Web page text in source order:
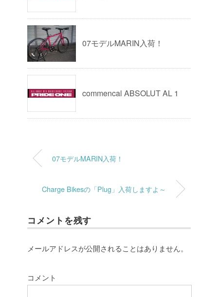
07モデルMARIN入荷！
commencal ABSOLUT AL 1
07モデルMARIN入荷！
Charge Bikesの「Plug」入荷しますよ～
コメントを残す
メールアドレスが公開されることはありません。
コメント